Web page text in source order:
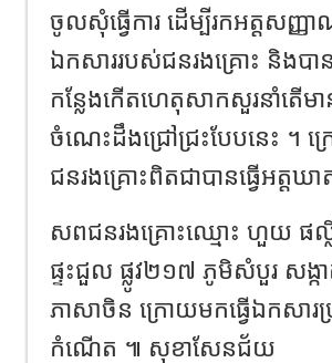
ចូលសុំធ្វើការ ដើម្បីរកអត្តសញ្
ឯកសាររបស់ជនរងគ្រោះ និងប
កន្លែងកើតហេតុសាកសួរនាំតើមា
ចំណេះដឹងជ្រៅជ្រះបែបនេះ ។ ក្
ជនរងគ្រោះពិតជាបានធ្វើអត្ត
សពជនរងគ្រោះឈ្មោះ​ ហួយ​ ផល្លី​
ផ្ទះជួល​ ផ្លូវ២១៧​ ភូមិសំបួរ​ សង្កា
ភាសាចិន​ ក្រោយមកធ្វើឯកសា
កំណើត ៕ សុខាសែនជ័យ